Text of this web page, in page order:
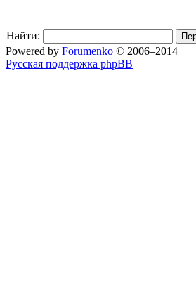
Найти:
Powered by Forumenko © 2006–2014
Русская поддержка phpBB